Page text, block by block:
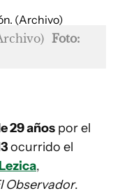
Foto:
29 años por el
ocurrido el
,
Observador.